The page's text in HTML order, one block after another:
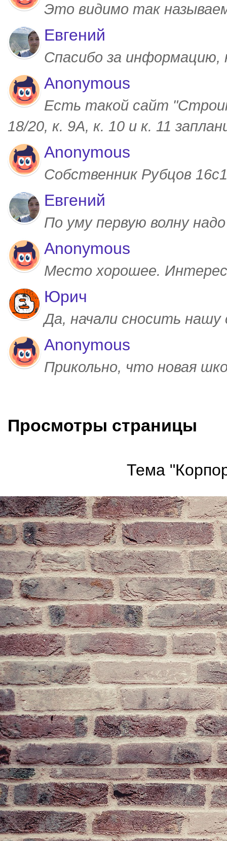
Это видимо так
Евгений
Спасибо за
Anonymous
Есть такой сайт
18/20, к. 9А, к. 10 и к. 11
Anonymous
Собственник Рубцов
Евгений
По уму первую волну
Anonymous
Место хорошее.
Юрич
Да, начали сносить
Anonymous
Прикольно, что новая
Просмотры страницы
Тема